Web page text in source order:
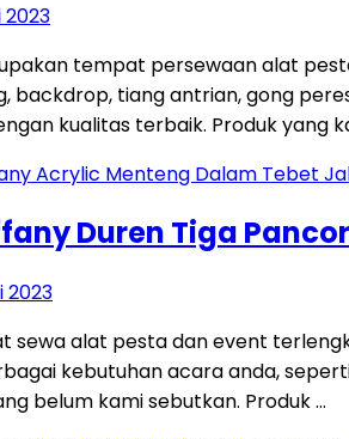
2023
tempat persewaan alat
backdrop, tiang antrian, gong
kualitas terbaik. Produk yang
Duren Tiga
2023
sewa alat pesta dan event
kebutuhan acara anda,
belum kami sebutkan. Produk …